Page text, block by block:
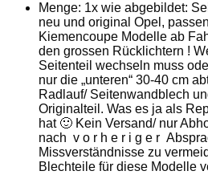
Menge: 1x wie abgebildet:
neu und original Opel,
Kiemencoupe Modelle ab
den grossen Rücklichtern !
Seitenteil wechseln muss
nur die „unteren“ 30-40 cm
Radlauf/ Seitenwandblech
Originalteil. Was es ja als
hat 🙂 Kein Versand/ nur
nach v o r h e r i g e r
Missverständnisse zu
Blechteile für diese Modelle